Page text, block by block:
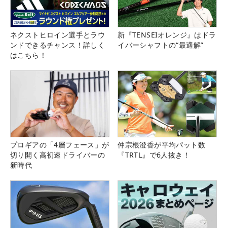
ネクストヒロイン選手とラウ
ンドできるチャンス！詳しく
はこちら！
新『TENSEIオレンジ』はドラ
イバーシャフトの“最適解”
プロギアの「4層フェース」が
切り開く高初速ドライバーの
新時代
仲宗根澄香が平均パット数
『TRTL』で6人抜き！